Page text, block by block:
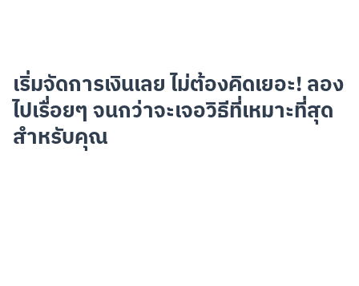
เริ่มจัดการเงินเลย ไม่ต้องคิดเยอะ!ลอง
ไปเรื่อยๆ จนกว่าจะเจอวิธีที่เหมาะที่สุด
สำหรับคุณ